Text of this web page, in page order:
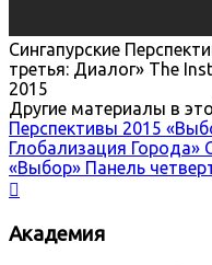
Сингапурские
третья: Диалог» The
2015
Другие материалы в
Перспективы 2015
Глобализация Города»
«Выбор» Панель

Академия